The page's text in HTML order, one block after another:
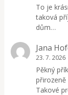
To je
taková
dům…
Jana
23. 7. 2026
Pěkný
přirozeně
Takové